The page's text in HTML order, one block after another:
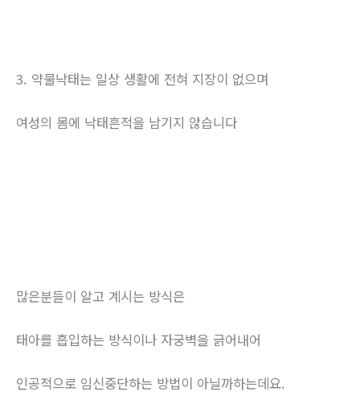
3. 약물낙태는 일상 생활에 전혀 지장이 없으며
여성의 몸에 낙태흔적을 남기지 않습니다
많은분들이 알고 계시는 방식은
태아를 흡입하는 방식이나 자궁벽을 긁어내어
인공적으로 임신중단하는 방법이 아닐까하는데요.